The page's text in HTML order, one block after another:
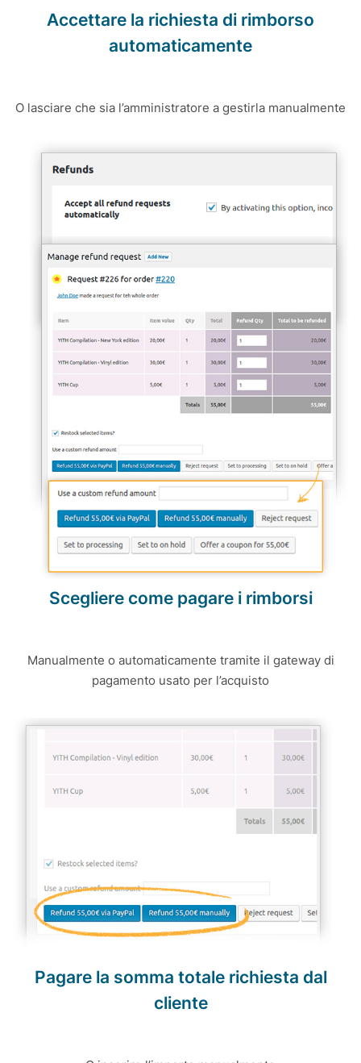
Accettare la richiesta di rimborso
automaticamente
O lasciare che sia l’amministratore a gestirla manualmente
Scegliere come pagare i rimborsi
Manualmente o automaticamente tramite il gateway di
pagamento usato per l’acquisto
Pagare la somma totale richiesta dal
cliente